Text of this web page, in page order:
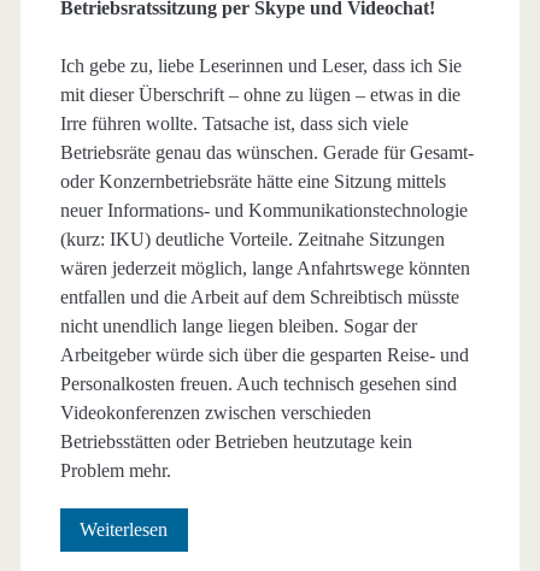
Betriebsratssitzung per Skype und Videochat!
Ich gebe zu, liebe Leserinnen und Leser, dass ich Sie
mit dieser Überschrift – ohne zu lügen – etwas in die
Irre führen wollte. Tatsache ist, dass sich viele
Betriebsräte genau das wünschen. Gerade für Gesamt-
oder Konzernbetriebsräte hätte eine Sitzung mittels
neuer Informations- und Kommunikationstechnologie
(kurz: IKU) deutliche Vorteile. Zeitnahe Sitzungen
wären jederzeit möglich, lange Anfahrtswege könnten
entfallen und die Arbeit auf dem Schreibtisch müsste
nicht unendlich lange liegen bleiben. Sogar der
Arbeitgeber würde sich über die gesparten Reise- und
Personalkosten freuen. Auch technisch gesehen sind
Videokonferenzen zwischen verschieden
Betriebsstätten oder Betrieben heutzutage kein
Problem mehr.
Weiterlesen